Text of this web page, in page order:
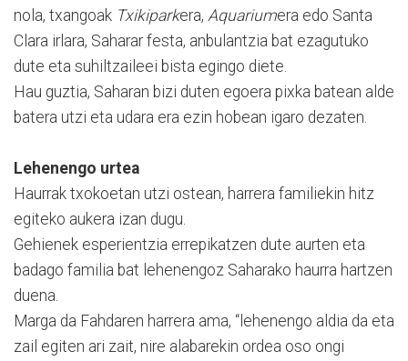
nola, txangoak Txikiparkera, Aquariumera edo Santa
Clara irlara, Saharar festa, anbulantzia bat ezagutuko
dute eta suhiltzaileei bista egingo diete.
Hau guztia, Saharan bizi duten egoera pixka batean alde
batera utzi eta udara era ezin hobean igaro dezaten.
Lehenengo urtea
Haurrak txokoetan utzi ostean, harrera familiekin hitz
egiteko aukera izan dugu.
Gehienek esperientzia errepikatzen dute aurten eta
badago familia bat lehenengoz Saharako haurra hartzen
duena.
Marga da Fahdaren harrera ama, “lehenengo aldia da eta
zail egiten ari zait, nire alabarekin ordea oso ongi